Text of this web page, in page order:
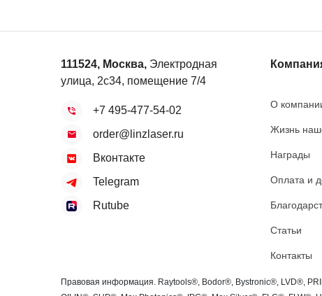
111524, Москва, Электродная
улица, 2с34, помещение 7/4
+7 495-477-54-02
order@linzlaser.ru
Вконтакте
Telegram
Rutube
О
Жизнь
Награды
Оплата и
Статьи
Контакты
Правовая информация. Raytools®, Bodor®, Bystronic®, LVD®,